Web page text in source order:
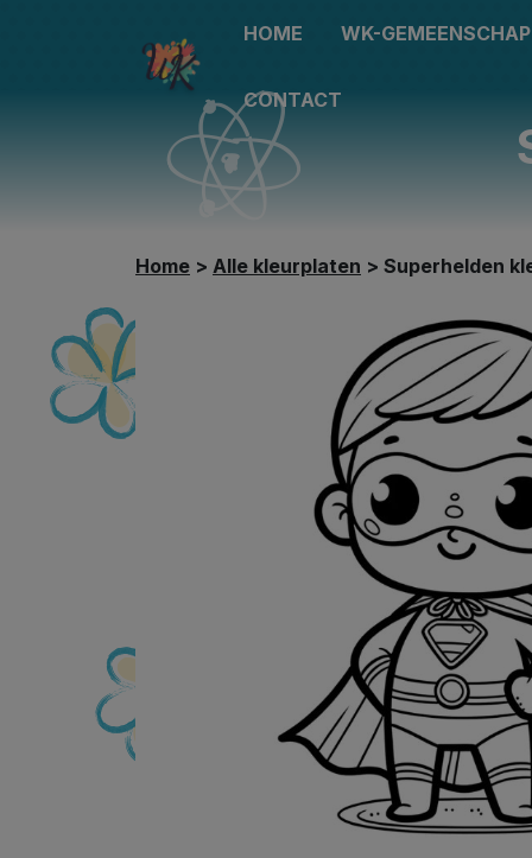
HOME WK-GEMEENSCHAP
CONTACT
Home > Alle kleurplaten > Superhelden